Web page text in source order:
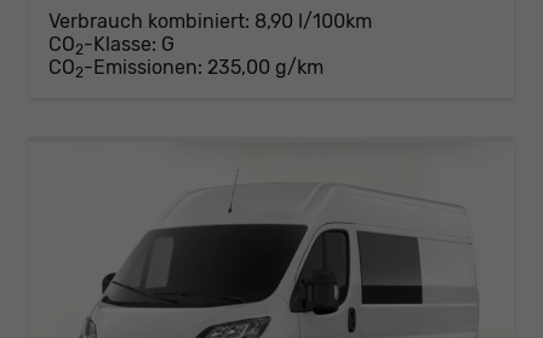
Verbrauch kombiniert: 8,90 l/100km
CO2-Klasse: G
CO2-Emissionen: 235,00 g/km